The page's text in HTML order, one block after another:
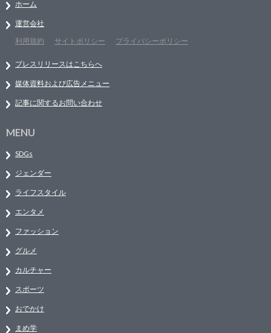
ホーム
運営会社
利用規約
サイトポリシー プライバシーポリシー
プレスリリースはこちらへ
媒体資料および広告メニュー
記事に関するお問い合わせ
MENU
SDGs
ジェンダー
ライフスタイル
エンタメ
ファッション
グルメ
カルチャー
スポーツ
おでかけ
まめ学